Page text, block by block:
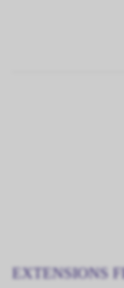
EXTENSIONS